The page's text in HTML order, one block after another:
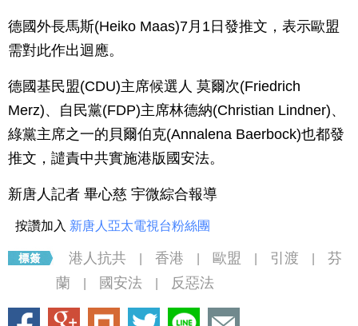
德國外長馬斯(Heiko Maas)7月1日發推文，表示歐盟
需對此作出迴應。
德國基民盟(CDU)主席候選人 莫爾次(Friedrich
Merz)、自民黨(FDP)主席林德納(Christian Lindner)、
綠黨主席之一的貝爾伯克(Annalena Baerbock)也都發
推文，譴責中共實施港版國安法。
新唐人記者 畢心慈 宇微綜合報導
按讚加入 新唐人亞太電視台粉絲團
港人抗共 香港 歐盟 引渡
芬
蘭
國安法 反惡法